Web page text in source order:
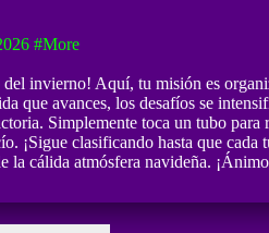
#more
invierno! Aquí, tu misión es
que avances, los desafíos se
Simplemente toca un tubo para
¡Sigue clasificando hasta que cada
cálida atmósfera navideña.